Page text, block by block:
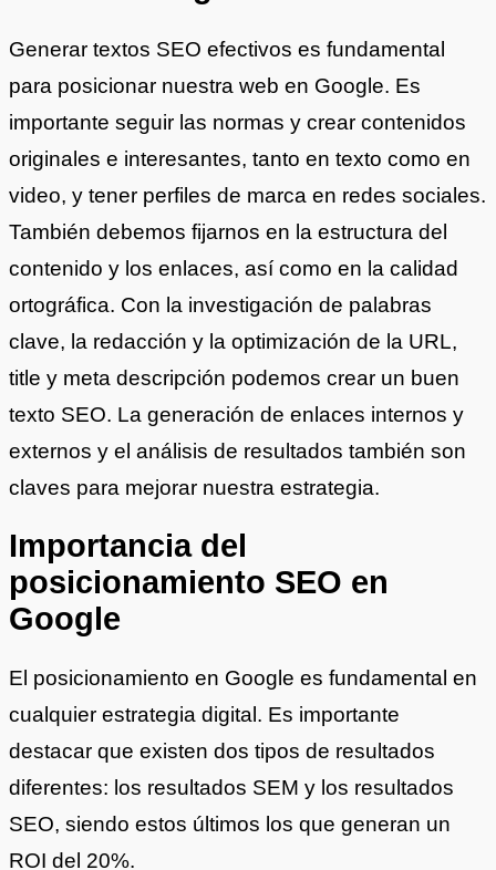
Generar textos SEO efectivos es fundamental
para posicionar nuestra web en Google. Es
importante seguir las normas y crear contenidos
originales e interesantes, tanto en texto como en
video, y tener perfiles de marca en redes sociales.
También debemos fijarnos en la estructura del
contenido y los enlaces, así como en la calidad
ortográfica. Con la investigación de palabras
clave, la redacción y la optimización de la URL,
title y meta descripción podemos crear un buen
texto SEO. La generación de enlaces internos y
externos y el análisis de resultados también son
claves para mejorar nuestra estrategia.
Importancia del
posicionamiento SEO en
Google
El posicionamiento en Google es fundamental en
cualquier estrategia digital. Es importante
destacar que existen dos tipos de resultados
diferentes: los resultados SEM y los resultados
SEO, siendo estos últimos los que generan un
ROI del 20%.